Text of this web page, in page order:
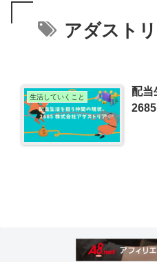
アダスト
生活していくこと
配当